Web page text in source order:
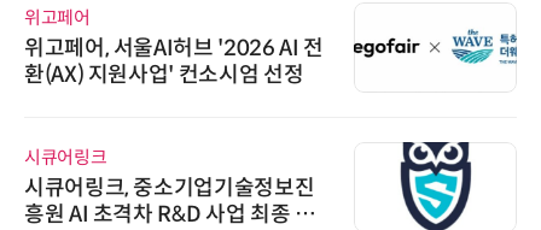
위고페어
위고페어, 서울AI허브 '2026 AI 전
환(AX) 지원사업' 컨소시엄 선정
시큐어링크
시큐어링크, 중소기업기술정보진
흥원 AI 초격차 R&D 사업 최종 선